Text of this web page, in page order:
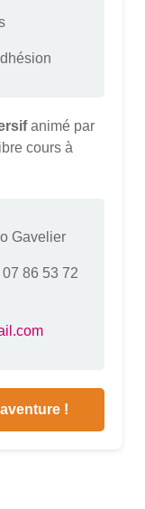
animé par
cours à
Gavelier
07 86 53 72
!